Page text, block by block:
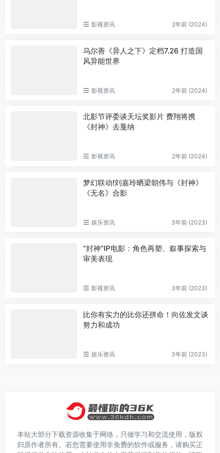
影视资讯 2年前 (2024)
乌尔善《异人之下》定档7.26 打造国
风异能世界
影视资讯 2年前 (2024)
北影节评委谈天坛奖影片 费翔将携
《封神》去戛纳
影视资讯 2年前 (2024)
梦幻联动!刘嘉玲晒梁朝伟与《封神》
《无名》合影
娱乐资讯 3年前 (2023)
“封神”IP电影：角色再塑、叙事探索与
审美表现
影视资讯 3年前 (2023)
比你有实力的比你还拼命！向佐发文谈
努力和成功
娱乐资讯 3年前 (2023)
本站大部分下载资源收集于网络，只做学习和交流使用，版权
归原作者所有。若您需要使用非免费的软件或服务，请购买正